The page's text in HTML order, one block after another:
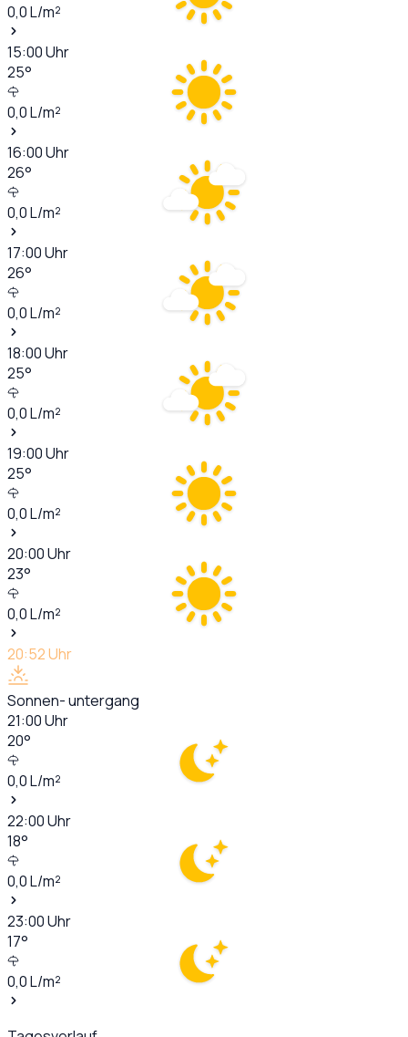
0,0L/m²
15:00Uhr
25°
0,0L/m²
16:00Uhr
26°
0,0L/m²
17:00Uhr
26°
0,0L/m²
18:00Uhr
25°
0,0L/m²
19:00Uhr
25°
0,0L/m²
20:00Uhr
23°
0,0L/m²
20:52Uhr
Sonnen- untergang
21:00Uhr
20°
0,0L/m²
22:00Uhr
18°
0,0L/m²
23:00Uhr
17°
0,0L/m²